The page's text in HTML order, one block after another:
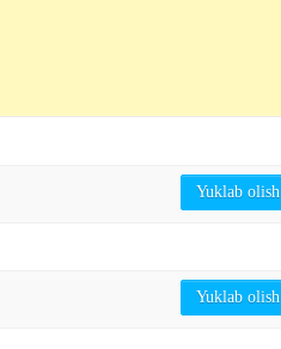
Yuklab olish
Yuklab olish